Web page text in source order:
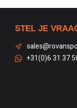
STEL JE
+31(0)6 31 37